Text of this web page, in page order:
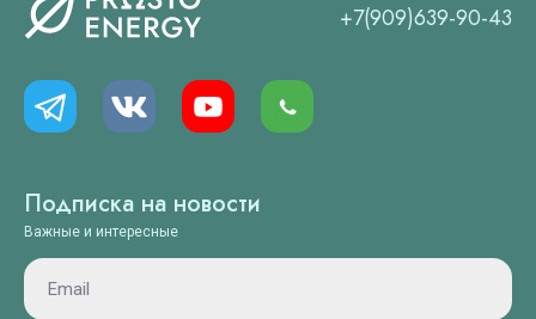
+7(909)639-90-43
Подписка на новости
Важные и интересные